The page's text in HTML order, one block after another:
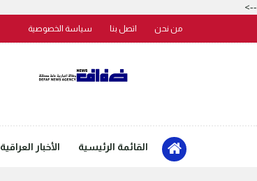
-->
من نحن اتصل بنا سياسة الخصوصية
القائمة الرئيسية الأخبار العراقية